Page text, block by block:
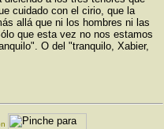
cuidado con el cirio, que la
allá que ni los hombres ni las
que esta vez no nos estamos
O del "tranquilo, Xabier,